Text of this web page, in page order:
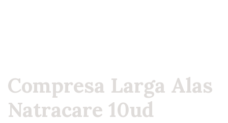
Compresa Larga Alas
Natracare 10ud